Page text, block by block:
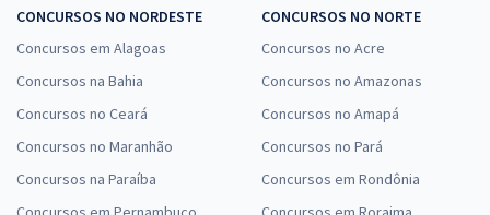
CONCURSOS NO NORDESTE
Concursos em Alagoas
Concursos na Bahia
Concursos no Ceará
Concursos no Maranhão
Concursos na Paraíba
CONCURSOS NO NORTE
Concursos no Acre
Concursos no Amazonas
Concursos no Amapá
Concursos no Pará
Concursos em Rondônia